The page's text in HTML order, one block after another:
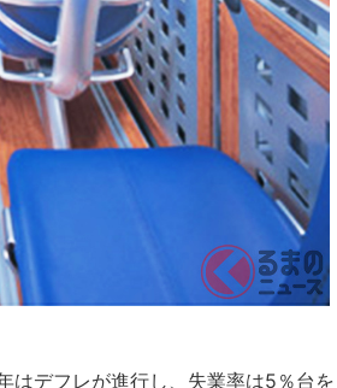
はデフレが進行し、失業率は5％台を